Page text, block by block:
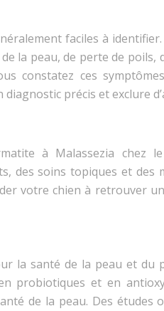
faciles à
la peau, de perte de poils,
constatez ces
précis et exclure
à Malassezia chez
des soins topiques et des
votre chien à retrouver
la santé de la peau et du
probiotiques et en
de la peau. Des études